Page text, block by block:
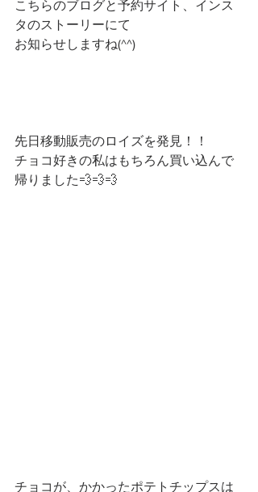
こちらのブログと予約サイト、インス
タのストーリーにて
お知らせしますね(^^)
先日移動販売のロイズを発見！！
チョコ好きの私はもちろん買い込んで
帰りました💨💨💨
チョコが、かかったポテトチップスは